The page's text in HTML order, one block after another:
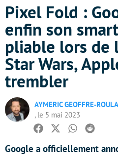
Pixel Fold :
enfin son
pliable lors de
Star Wars,
trembler
AYMERIC GEOFFRE-
, le 5 mai 2023
Facebook
TwitterWhatsapp
Reddit
Google a officiellement